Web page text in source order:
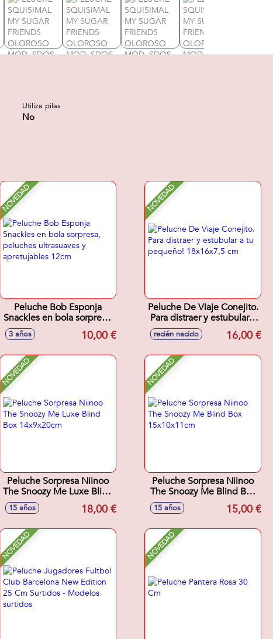
Utiliza pilas
No
NOVEDAD
Peluche Bob Esponja
Snackles en bola sorpresa,
peluches ultrasuaves y
apretujables 12cm
3 años 10,00 €
NOVEDAD
Peluche De Viaje Conejito.
Para distraer y estubular a
tu pequeño! 18x16x7,5
cm
recién nacido 16,00 €
NOVEDAD
Peluche Sorpresa Niinoo
The Snoozy Me Luxe Blind
Box 14x9x20cm
15 años 18,00 €
NOVEDAD
Peluche Sorpresa Niinoo
The Snoozy Me Blind Box
15x10x11cm
15 años 15,00 €
NOVEDAD NOVEDAD